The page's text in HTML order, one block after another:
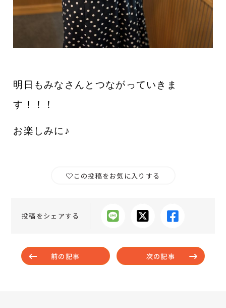
明日もみなさんとつながっていきま
す！！！
お楽しみに♪
この投稿をお気に入りする
投稿をシェアする
前の記事 次の記事